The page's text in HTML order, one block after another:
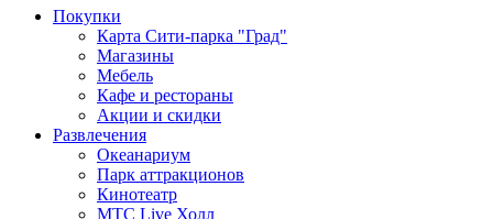
Покупки
Карта Сити-парка "Град"
Магазины
Мебель
Кафе и рестораны
Акции и скидки
Развлечения
Океанариум
Парк аттракционов
Кинотеатр
МТС Live Холл